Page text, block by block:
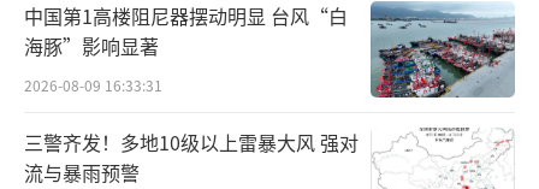
中国第1高楼阻尼器摆动明显 台风“白
海豚”影响显著
2026-08-09 16:33:31
三警齐发！多地10级以上雷暴大风 强对
流与暴雨预警